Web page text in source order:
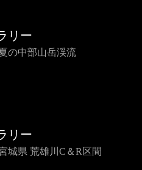
リー
の中部山岳渓流
リー
城県 荒雄川C＆R区間